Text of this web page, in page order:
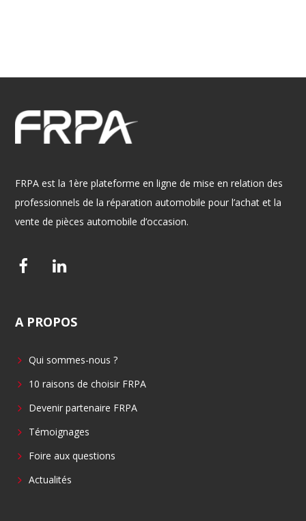
FRPA est la 1ère plateforme en ligne de mise en relation des
professionnels de la réparation automobile pour l’achat et la
vente de pièces automobile d’occasion.
F
e
o
o
L
k
d
i
A PROPOS
Qui sommes-nous ?
10 raisons de choisir FRPA
Devenir partenaire FRPA
Témoignages
Foire aux questions
Actualités